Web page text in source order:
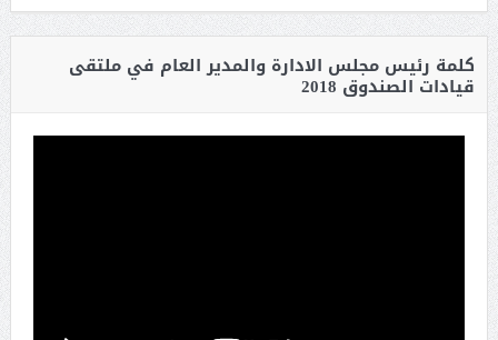
كلمة رئيس مجلس الادارة والمدير العام في ملتقى
قيادات الصندوق 2018